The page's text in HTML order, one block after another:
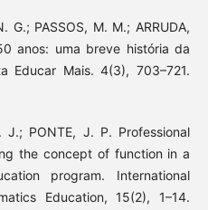
G.; PASSOS, M. M.; ARRUDA,
anos: uma breve história da
Educar Mais. 4(3), 703–721.
J.; PONTE, J. P. Professional
the concept of function in a
program. International
Education, 15(2), 1–14.